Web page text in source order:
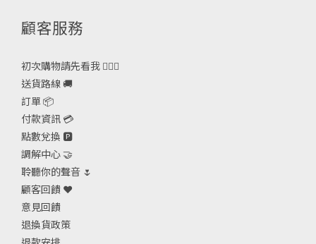
顧客服務
初次購物請先看我 🙋🏻‍♀️
送貨路線 🚚
訂單 📦
付款資訊 💳
點數兌換 🅿️
調解中心 🤝
聆聽你的聲音 🌷
顧客回饋 ❤️
意見回饋
退換貨政策